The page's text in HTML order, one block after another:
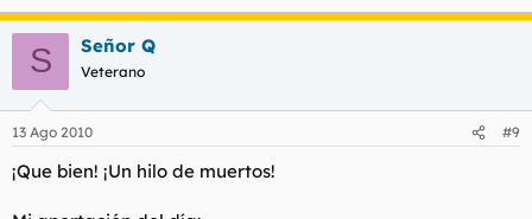
S Señor Q
Veterano
13 Ago 2010 #9
¡Que bien! ¡Un hilo de muertos!